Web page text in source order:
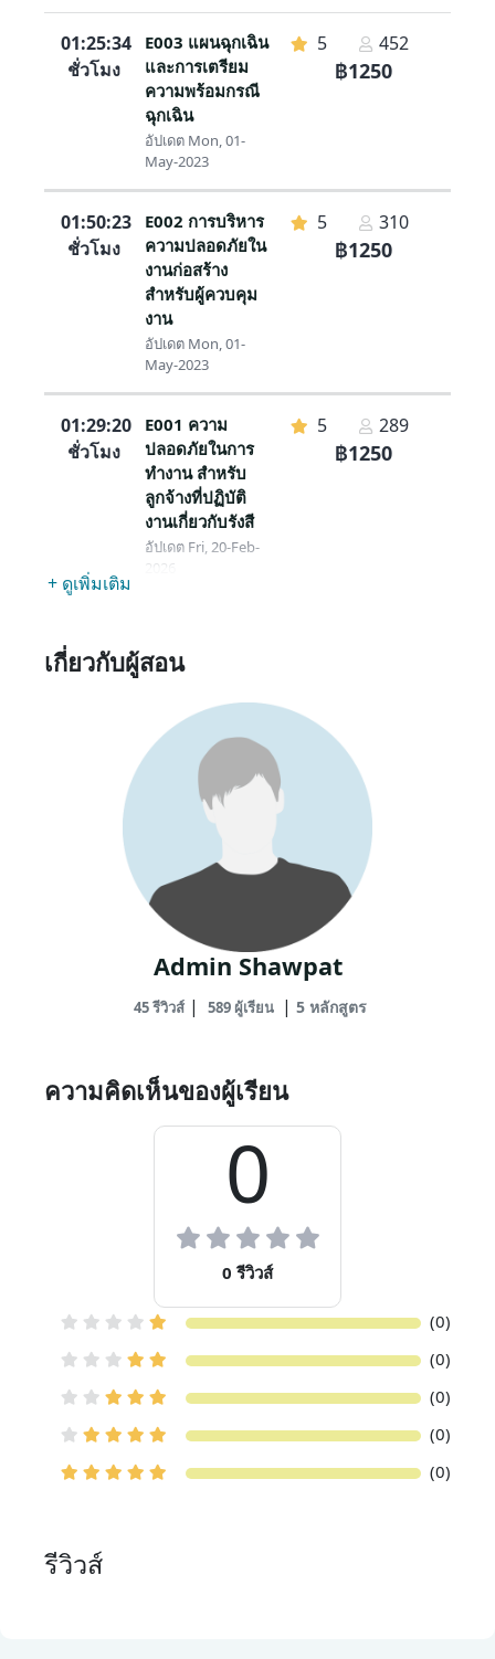
+ ดูเพิ่มเติม
01:25:34
ชั่วโมง
E003 แผนฉุกเฉิน
และการเตรียม
ความพร้อมกรณี
ฉุกเฉิน
อัปเดต Mon, 01-
May-2023
5 452
฿1250
01:50:23
ชั่วโมง
E002 การบริหาร
ความปลอดภัยใน
งานก่อสร้าง
สำหรับผู้ควบคุม
งาน
อัปเดต Mon, 01-
May-2023
5 310
฿1250
01:29:20
ชั่วโมง
E001 ความ
ปลอดภัยในการ
ทำงาน สำหรับ
ลูกจ้างที่ปฏิบัติ
งานเกี่ยวกับรังสี
อัปเดต Fri, 20-Feb-
2026
5 289
฿1250
ชั่วโมง
ระบบไฟฟ้าในงาน
ก่อสร้าง
อัปเดต Mon, 01-
May-2023
เกี่ยวกับผู้สอน
Admin Shawpat
45 รีวิวส์| 589 ผู้เรียน | 5 หลักสูตร
ความคิดเห็นของผู้เรียน
0
0 รีวิวส์
(0)
(0)
(0)
(0)
(0)
รีวิวส์